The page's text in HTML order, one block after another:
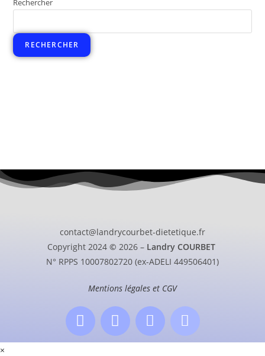
Rechercher
RECHERCHER
contact@landrycourbet-dietetique.fr
Copyright 2024 © 2026 – Landry COURBET
N° RPPS 10007802720 (ex-ADELI 449506401)
Mentions légales et CGV
×